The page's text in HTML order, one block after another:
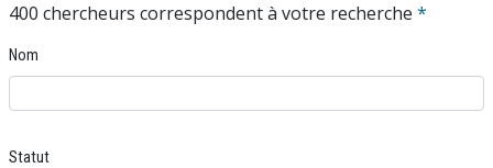
400 chercheurs correspondent à votre recherche *
Nom
Statut